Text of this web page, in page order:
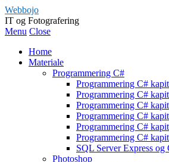
Webbojo
IT og Fotografering
Menu Close
Home
Materiale
Programmering C#
Programmering C#
Programmering C#
Programmering C#
Programmering C#
Programmering C#
Programmering C#
SQL Server Express og
Photoshop